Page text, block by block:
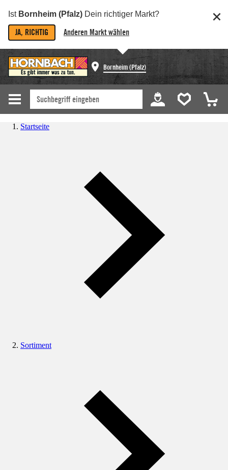
Ist Bornheim (Pfalz) Dein richtiger Markt?
JA, RICHTIG Anderen Markt wählen
Bornheim (Pfalz)
Startseite
Sortiment